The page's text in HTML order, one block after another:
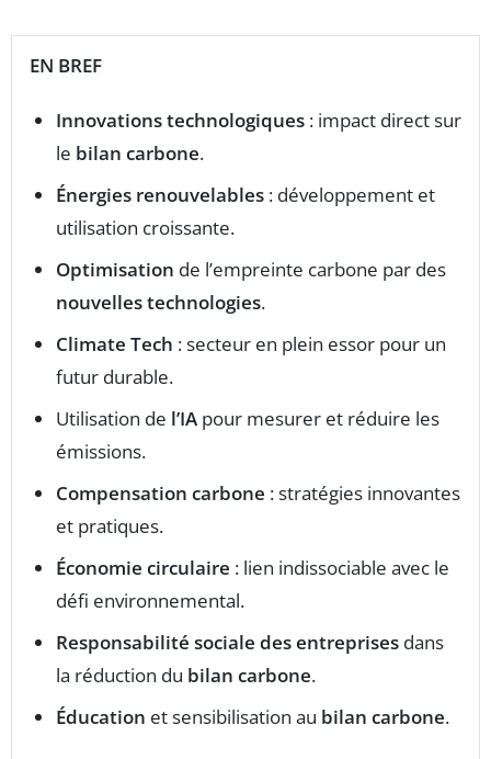
EN BREF
Innovations technologiques : impact direct sur
le bilan carbone.
Énergies renouvelables : développement et
utilisation croissante.
Optimisation de l’empreinte carbone par des
nouvelles technologies.
Climate Tech : secteur en plein essor pour un
futur durable.
Utilisation de l’IA pour mesurer et réduire les
émissions.
Compensation carbone : stratégies innovantes
et pratiques.
Économie circulaire : lien indissociable avec le
défi environnemental.
Responsabilité sociale des entreprises dans
la réduction du bilan carbone.
Éducation et sensibilisation au bilan carbone.